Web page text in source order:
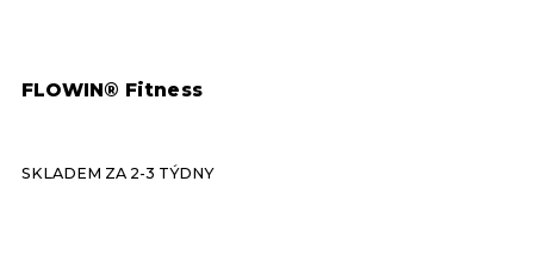
FLOWIN® Fitness
SKLADEM ZA 2-3 TÝDNY